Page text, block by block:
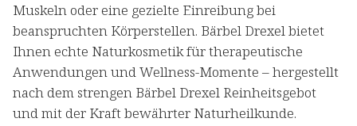
Muskeln oder eine gezielte Einreibung bei
beanspruchten Körperstellen. Bärbel Drexel bietet
Ihnen echte Naturkosmetik für therapeutische
Anwendungen und Wellness-Momente – hergestellt
nach dem strengen Bärbel Drexel Reinheitsgebot
und mit der Kraft bewährter Naturheilkunde.